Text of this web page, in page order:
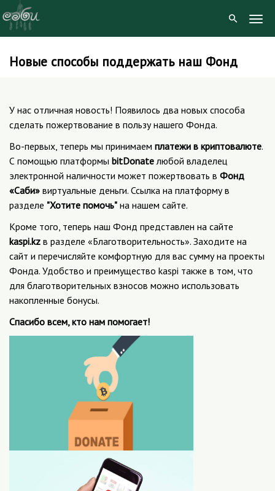
SkipНовые способы поддержать наш Фонд
У нас отличная новость! Появилось два новых способа
сделать пожертвование в пользу нашего Фонда.
Во-первых, теперь мы принимаем платежи в криптовалюте.
С помощью платформы bitDonateлюбой владелец
электронной наличности может пожертвовать в Фонд
«Саби» виртуальные деньги. Ссылка на платформу в
разделе "Хотите помочь" на нашем сайте.
Кроме того, теперь наш Фонд представлен на сайте
kaspi.kz в разделе «Благотворительность». Заходите на
сайт и перечисляйте комфортную для вас сумму на проекты
Фонда. Удобство и преимущество kaspi также в том, что
для благотворительных взносов можно использовать
накопленные бонусы.
Спасибо всем, кто нам помогает!